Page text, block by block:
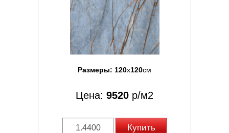
Размеры: 120x120см
Цена: 9520 р/м2
Купить